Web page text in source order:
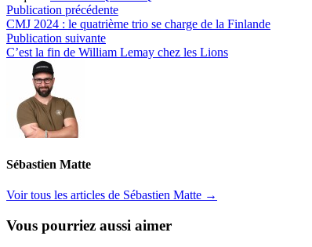
Navigation
de
l’article
Publication précédentePublication
précédente :
CMJ 2024 : le quatrième trio se charge de la Finlande
Publication suivantePublication
suivante :
C’est la fin de William Lemay chez les Lions
Sébastien Matte
Voir tous les articles de Sébastien Matte →
Vous pourriez aussi aimer